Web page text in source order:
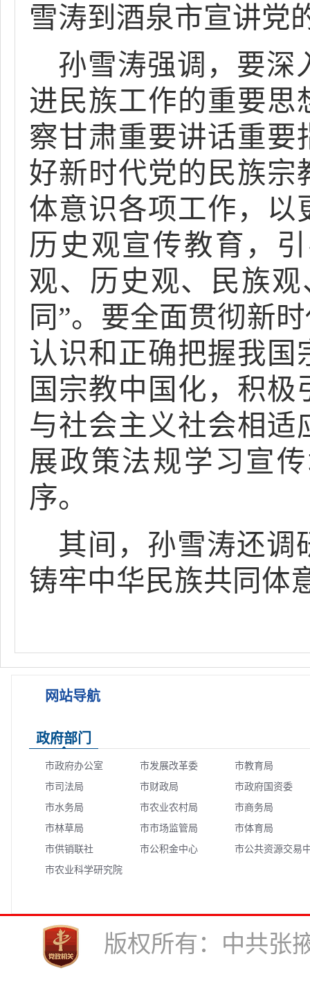
雪涛到酒泉市宣讲党
孙雪涛强调，要深
进民族工作的重要思
察甘肃重要讲话重要
好新时代党的民族宗
体意识各项工作，以
历史观宣传教育，
观、历史观、民族
同”。要全面贯彻新
认识和正确把握我国
国宗教中国化，积
与社会主义社会相适
展政策法规学习宣
序。
其间，孙雪涛还调
铸牢中华民族共同体
网站导航
政府部门
市政府办公室 市发展改革委
市教育局
市司法局
市财政局
市政府国资委
市水务局
市农业农村局
市商务局
市林草局
市市场监管局
市体育局
市供销联社
市公积金中心
市公共资源交易
市农业科学研究院
版权所有：中共张